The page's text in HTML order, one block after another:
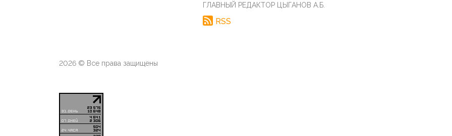
ГЛАВНЫЙ РЕДАКТОР ЦЫГАНОВ А.Б.
RSS
2026 © Все права защищены